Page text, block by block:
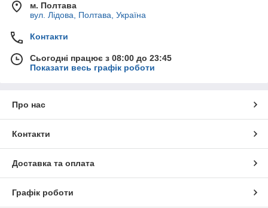
м. Полтава
вул. Лідова, Полтава, Україна
Контакти
Сьогодні працює з 08:00 до 23:45
Показати весь графік роботи
Про нас
Контакти
Доставка та оплата
Графік роботи